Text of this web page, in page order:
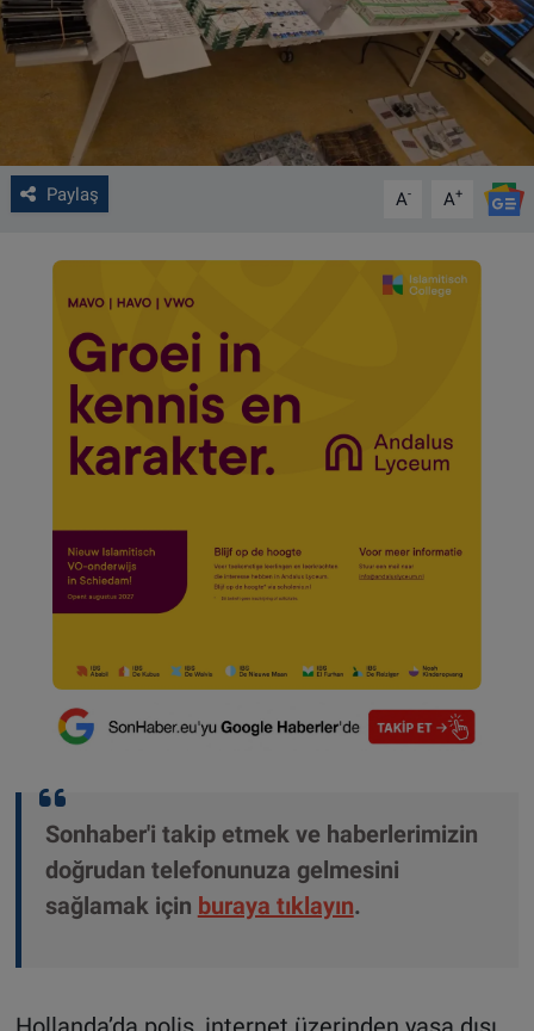
Paylaş A- A+
Sonhaber'i takip etmek ve haberlerimizin
doğrudan telefonunuza gelmesini
sağlamak için buraya tıklayın.
ALGEMENE VOORWAARDEN
CONTACT
Çerez Politikası